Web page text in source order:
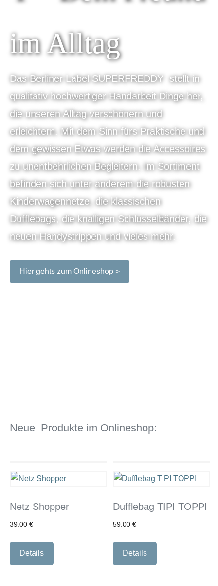
im Alltag
Das Berliner Label SUPERFREDDY stellt in
qualitativ hochwertiger Handarbeit Dinge her,
die unseren Alltag verschönern und
erleichtern. Mit dem Sinn fürs Praktische und
dem gewissen Etwas werden die Accessoires
zu unentbehrlichen Begleitern. Im Sortiment
befinden sich unter anderem die robusten
Kinderwagennetze, die klassischen
Dufflebags, die knalligen Schlüsselbänder, die
neuen Handystrippen und vieles mehr.
Hier gehts zum Onlineshop >
Neue Produkte im Onlineshop:
Netz Shopper
39,00 €
Details
Dufflebag TIPI TOPPI
59,00€
Details